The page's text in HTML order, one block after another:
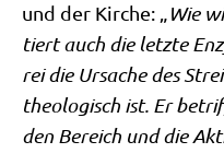
und der Kir­che: „Wie
tiert auch die letz­te
rei die Ursa­che des
theo­lo­gisch ist. Er
den Bereich und die